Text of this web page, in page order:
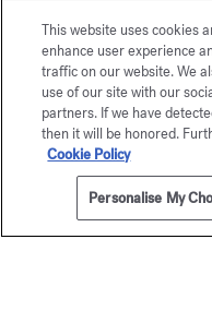
AÑADIR A
estilo libre con la
bruma perfumada À
ricino, se presenta en
Maison. Una
bien cada día.
Para disfrutar de un
estela de su fragancia,
las demás
This website uses cookies
enhance user experience
traffic on our website. We
use of our site with our
partners. If we have
then it will be honored.
Cookie Policy
Personalise My